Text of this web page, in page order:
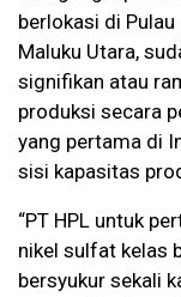
berlokasi di Pulau
Maluku Utara,
signifikan atau
produksi secara
yang pertama di
sisi kapasitas
“PT HPL untuk
nikel sulfat kelas
bersyukur sekali